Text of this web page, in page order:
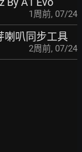
1周前, 07/24
喇叭同步工具
2周前, 07/24